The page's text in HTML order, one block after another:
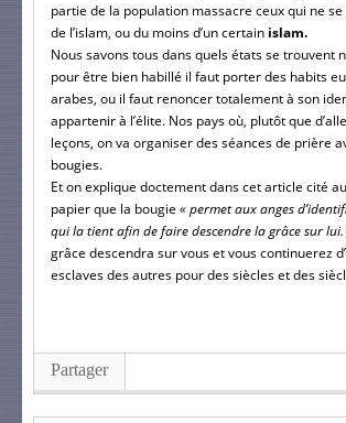
partie de la population massacre ceux qui ne
de l’islam, ou du moins d’un certain islam.
Nous savons tous dans quels états se trouvent
pour être bien habillé il faut porter des habits
arabes, ou il faut renoncer totalement à son
appartenir à l’élite. Nos pays où, plutôt que
leçons, on va organiser des séances de prière
bougies.
Et on explique doctement dans cet article cité
papier que la bougie « permet aux anges
qui la tient afin de faire descendre la grâce sur lui.
grâce descendra sur vous et vous continuerez
esclaves des autres pour des siècles et des
Partager